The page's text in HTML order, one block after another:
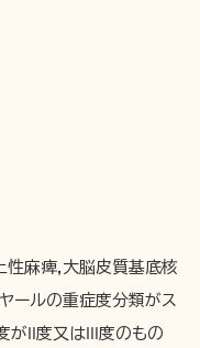
性麻痺,大脳皮質基底核
ヤールの重症度分類がス
がⅡ度又はⅢ度のもの